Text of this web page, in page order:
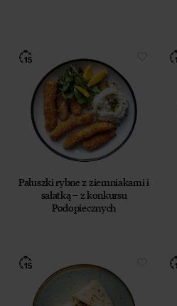
Przyjmuję do wiadomości, że
do wycofania powyższej
Zobacz, jak przetwarzamy
Zapoznaj się z nasząPolityką
Paluszki rybne z ziemniakami i
sałatką – z konkursu
Podopiecznych